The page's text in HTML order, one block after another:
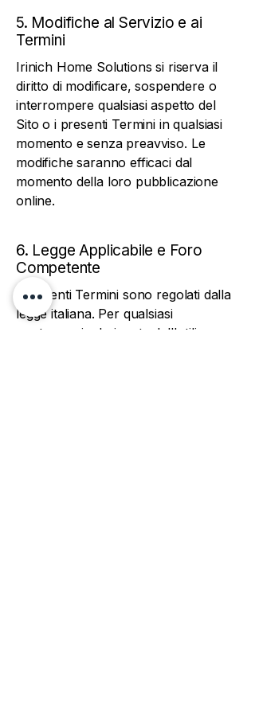
5. Modifiche al Servizio e ai
Termini
Irinich Home Solutions si riserva il
diritto di modificare, sospendere o
interrompere qualsiasi aspetto del
Sito o i presenti Termini in qualsiasi
momento e senza preavviso. Le
modifiche saranno efficaci dal
momento della loro pubblicazione
online.
6. Legge Applicabile e Foro
Competente
I presenti Termini sono regolati dalla
legge italiana. Per qualsiasi
controversia derivante dall'utilizzo